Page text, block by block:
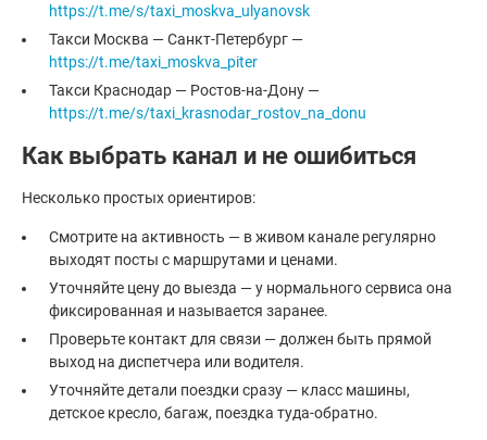
https://t.me/s/taxi_moskva_ulyanovsk
Такси Москва — Санкт-Петербург —
https://t.me/taxi_moskva_piter
Такси Краснодар — Ростов-на-Дону —
https://t.me/s/taxi_krasnodar_rostov_na_donu
Как выбрать канал и не ошибиться
Несколько простых ориентиров:
Смотрите на активность — в живом канале регулярно
выходят посты с маршрутами и ценами.
Уточняйте цену до выезда — у нормального сервиса она
фиксированная и называется заранее.
Проверьте контакт для связи — должен быть прямой
выход на диспетчера или водителя.
Уточняйте детали поездки сразу — класс машины,
детское кресло, багаж, поездка туда-обратно.